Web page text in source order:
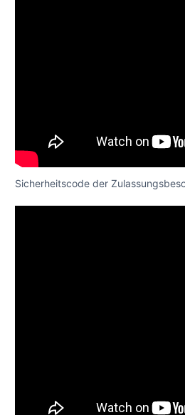
Sicherheitscode der